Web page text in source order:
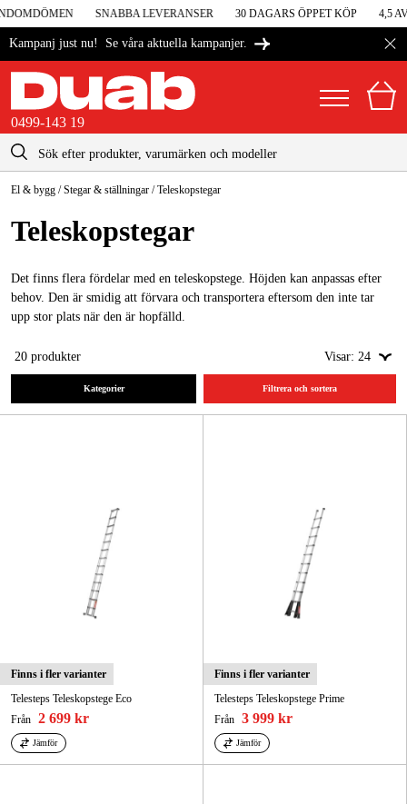
SNABBA LEVERANSER 30 DAGARS ÖPPET KÖP 4,5 AV
Kampanj just nu! Se våra aktuella kampanjer.
0499-143 19
Sverige
Danmark
Suomi
Norge
Maskiner & verktyg
Garage & verkstad
Maskintillbehör & förbrukning
Arbetskläder & skydd
Artiklar & Guider
Kontakt & Öppettider
FAQ
kontakt@duab.se
El & bygg /Stegar & ställningar /Teleskopstegar
Teleskop­stegar
Det finns flera fördelar med en teleskopstege. Höjden kan anpassas efter
behov. Den är smidig att förvara och transportera eftersom den inte tar
upp stor plats när den är hopfälld.
20 produkter Visar: 24
Kategorier Filtrera och sortera
Finns i fler varianter
Telesteps Teleskopstege Eco
Från 2 699 kr
Jämför
Finns i fler varianter
Telesteps Teleskopstege Prime
Från 3 999 kr
Jämför